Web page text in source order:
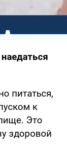
питаться,
к
Это
здоровой